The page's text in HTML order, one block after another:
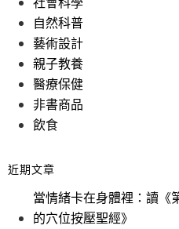
自然科普
藝術設計
親子教養
醫療保健
非書商品
飲食
近期文章
當情緒卡在身體裡：讀《
的穴位按壓聖經》